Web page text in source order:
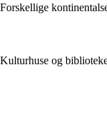
Forskellige
Kulturhuse og